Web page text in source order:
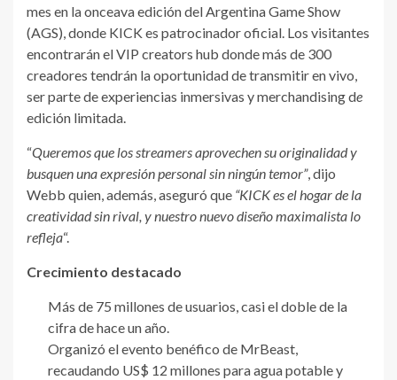
mes en la onceava edición del Argentina Game Show
(AGS), donde KICK es patrocinador oficial. Los visitantes
encontrarán el VIP creators hub donde más de 300
creadores tendrán la oportunidad de transmitir en vivo,
ser parte de experiencias inmersivas y merchandising de
edición limitada.
“Queremos que los streamers aprovechen su originalidady
busquen una expresión personal sin ningún temor”, dijo
Webb quien, además, aseguró que “KICK es el hogar de la
creatividad sin rival, y nuestro nuevo diseño maximalista lo
refleja“.
Crecimiento destacado
Más de 75 millones de usuarios, casi el doble de la
cifra de hace un año.
Organizó el evento benéfico de MrBeast,
recaudando US$ 12 millones para agua potable y